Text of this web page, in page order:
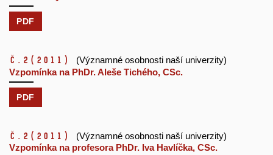
PDF
č.2 (2011)
(Významné osobnosti naší univerzity)
Vzpomínka na PhDr. Aleše Tichého, CSc.
PDF
č.2 (2011)
(Významné osobnosti naší univerzity)
Vzpomínka na profesora PhDr. Iva Havlíčka, CSc.